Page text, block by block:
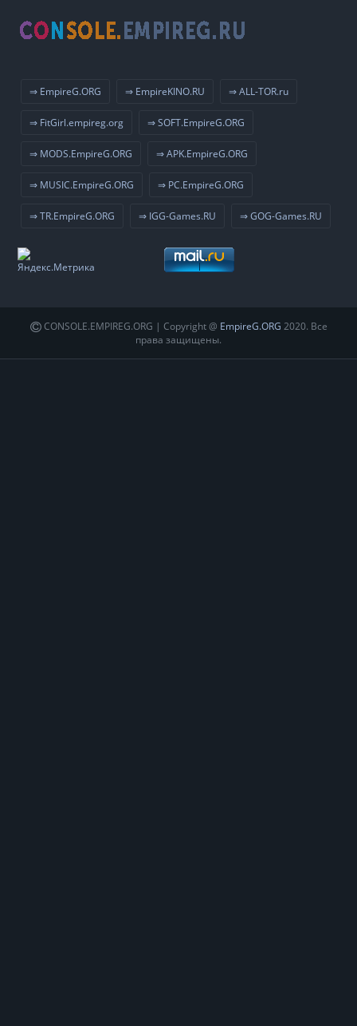
⇒ EmpireG.ORG ⇒ EmpireKINO.RU ⇒ ALL-TOR.ru
⇒ FitGirl.empireg.org ⇒ SOFT.EmpireG.ORG
⇒ MODS.EmpireG.ORG ⇒ APK.EmpireG.ORG
⇒ MUSIC.EmpireG.ORG ⇒ PC.EmpireG.ORG
⇒ TR.EmpireG.ORG ⇒ IGG-Games.RU ⇒ GOG-Games.RU
CONSOLE.EMPIREG.ORG | Copyright @ EmpireG.ORG 2020. Все
права защищены.